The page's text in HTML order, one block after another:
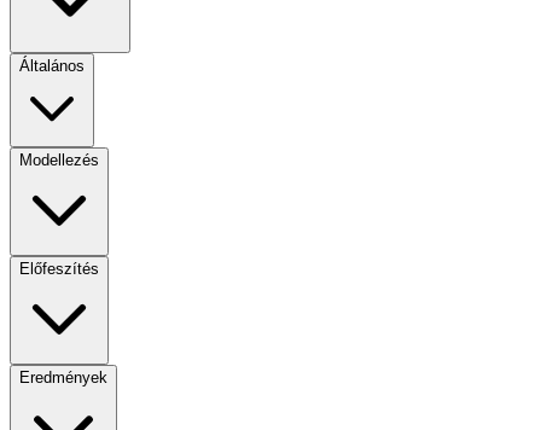
Általános
Modellezés
Előfeszítés
Eredmények